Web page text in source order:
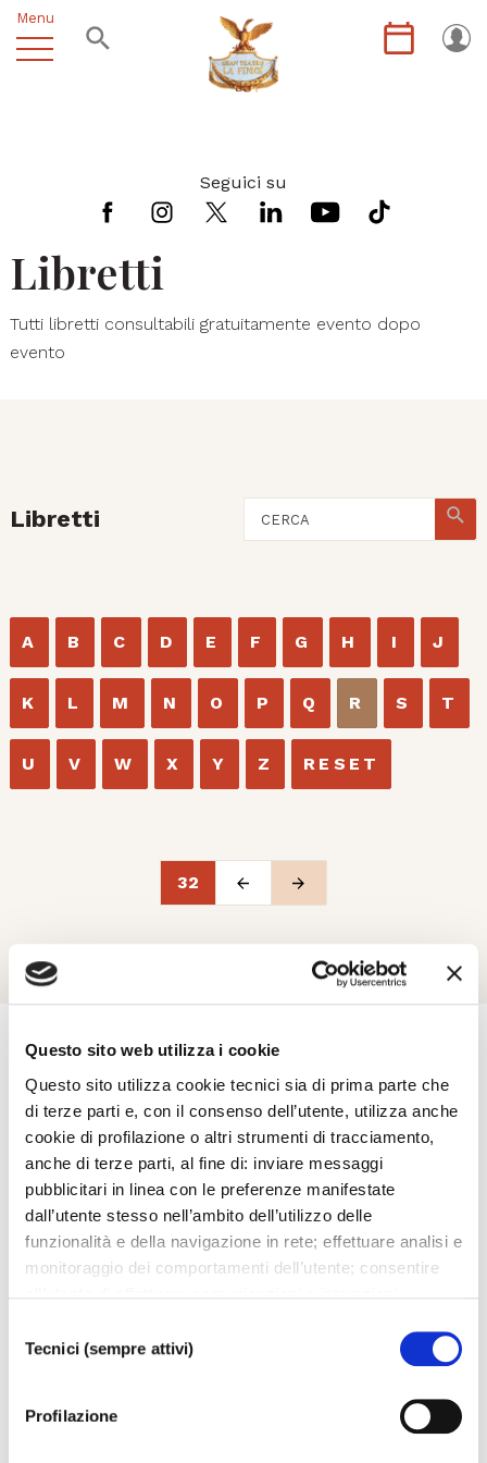
Questo sito web utilizza i cookie
Questo sito utilizza cookie tecnici sia di prima parte che
di terze parti e, con il consenso dell’utente, utilizza anche
cookie di profilazione o altri strumenti di tracciamento,
anche di terze parti, al fine di: inviare messaggi
pubblicitari in linea con le preferenze manifestate
dall’utente stesso nell’ambito dell’utilizzo delle
funzionalità e della navigazione in rete; effettuare analisi e
monitoraggio dei comportamenti dell’utente; consentire
TUTTI”, l’utente acconsente all’uso di tutti i cookie non
tecnici, inclusi quindi quelli di profilazione, analitici e
social. Il consenso è facoltativo e può essere revocato in
qualsiasi momento. Se l’utente desidera modificare le
delTecnici (sempre attivi)
Profilazione
Menu
Seguici su
Libretti
Tutti libretti consultabili gratuitamente evento dopo
evento
Libretti
A B C D E F G H I J
K L M N O P Q R S T
U V W X Y Z RESET
32
Esplora
Ti potrebbero interessare..